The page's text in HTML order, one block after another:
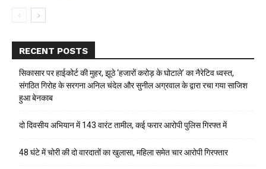
RECENT POSTS
सिकासार पर हाईकोर्ट की मुहर, झूठे ‘हजारों करोड़ के घोटाले’ का नैरेटिव ध्वस्त,
संगठित गिरोह के सरगना अनिल चंदेल और सुनील अग्रवाल के द्वारा रचा गया साजिश
हुआ बेनकाब
दो दिवसीय अभियान में 143 वारंट तामील, कई फरार आरोपी पुलिस गिरफ्त में
48 घंटे में चोरी की दो वारदातों का खुलासा, महिला समेत चार आरोपी गिरफ्तार